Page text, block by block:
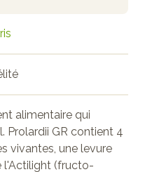
alimentaire qui
Prolardii GR contient 4
vivantes, une levure
l'Actilight (fructo-